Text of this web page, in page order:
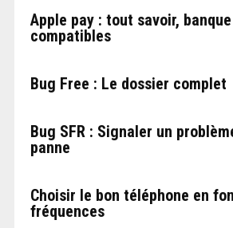
Apple pay : tout savoir,
compatibles
Bug Free : Le dossier complet
Bug SFR : Signaler un
panne
Choisir le bon téléphone en
fréquences